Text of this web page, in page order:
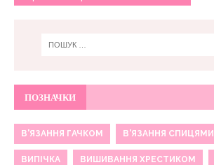
ПОЗНАЧКИ
В'ЯЗАННЯ ГАЧКОМ В'ЯЗАННЯ СПИЦЯМИ
ВИПІЧКА ВИШИВАННЯ ХРЕСТИКОМ